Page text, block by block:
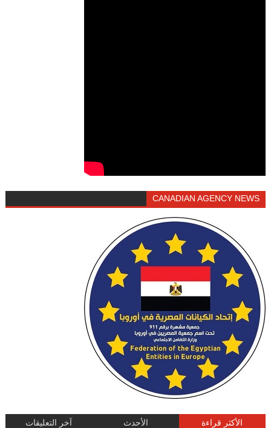
CANADIAN AGENCY NEWS
الأكثر قراءة الأحدث آخر التعليقات